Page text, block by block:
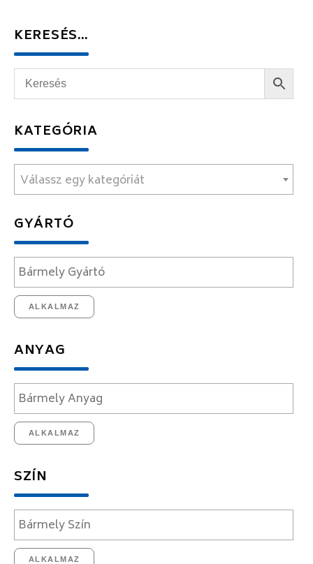
KERESÉS…
KATEGÓRIA
Válassz egy kategóriát
GYÁRTÓ
ALKALMAZ
ANYAG
ALKALMAZ
SZÍN
ALKALMAZ